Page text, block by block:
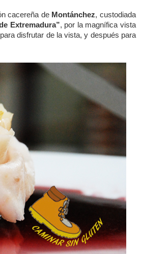
cacereña de Montánchez, custodiada
Extremadura”, por la magnífica vista
disfrutar de la vista, y después para